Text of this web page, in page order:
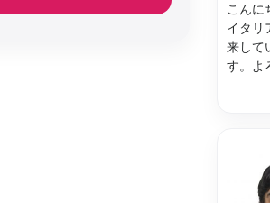
こんに
イタリ
来して
す。よ